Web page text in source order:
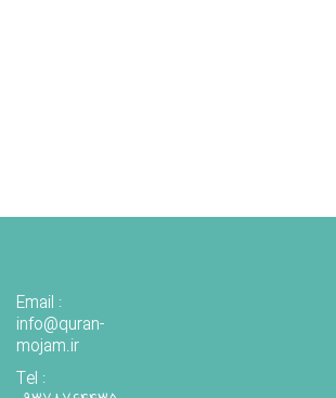
Email :
info@quran-
mojam.ir
Tel :